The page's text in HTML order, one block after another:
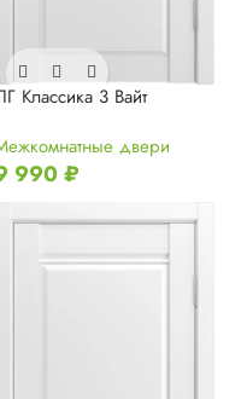
Классика 3 Вайт
двери
990₽